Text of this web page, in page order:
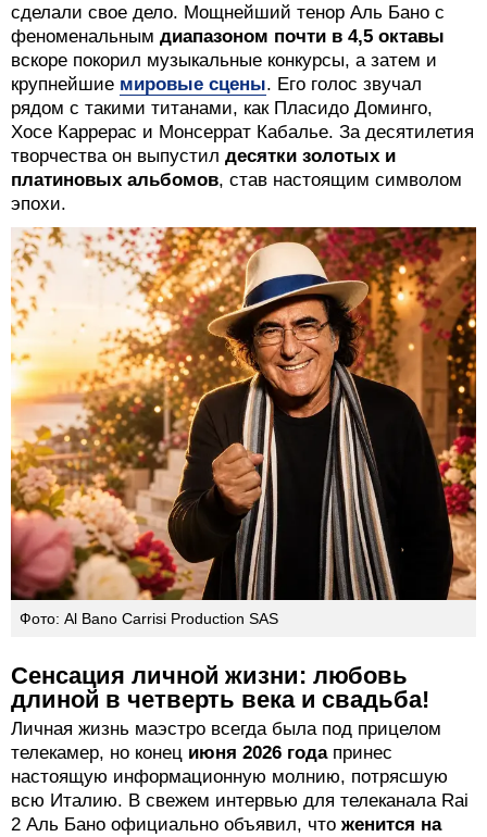
сделали свое дело. Мощнейший тенор Аль Бано с
феноменальным диапазоном почти в 4,5 октавы
вскоре покорил музыкальные конкурсы, а затем и
крупнейшие мировые сцены. Его голос звучал
рядом с такими титанами, как Пласидо Доминго,
Хосе Каррерас и Монсеррат Кабалье. За десятилетия
творчества он выпустил десятки золотых и
платиновых альбомов, став настоящим символом
эпохи.
Фото: Al Bano Carrisi Production SAS
Сенсация личной жизни: любовь
длиной в четверть века и свадьба!
Личная жизнь маэстро всегда была под прицелом
телекамер, но конец июня 2026 годапринес
настоящую информационную молнию, потрясшую
всю Италию. В свежем интервью для телеканала Rai
2 Аль Бано официально объявил, что женится на